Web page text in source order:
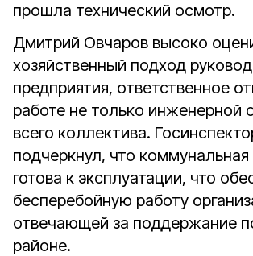
прошла технический осмотр.
Дмитрий Овчаров высоко
хозяйственный подход
предприятия, ответственное
работе не только инженерной
всего коллектива.
подчеркнул, что коммунальная
готова к эксплуатации, что
бесперебойную работу
отвечающей за поддержание
районе.